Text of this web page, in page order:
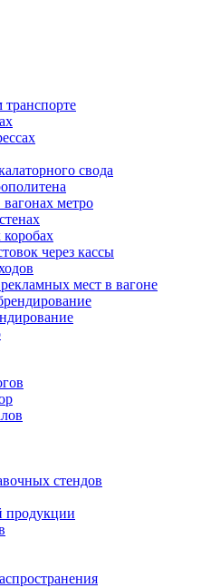
свода
метро
через кассы
мест в вагоне
стендов
продукции